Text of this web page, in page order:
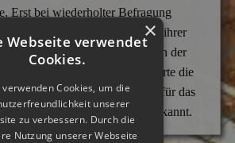
Unerlaubter Nebenjob
Versicherungsbetrug
Wanzen- & Lauschabwehr
Wettbewerbsverletzung
Wirtschaftsspionage
Erst bei wiederholter Befragung
dass die junge Frau in ihrer
auf die Schlachte in der
war. Dieser Hinweis führte die
der Mandantin. Die Gründe für das
Frau blieben jedoch unbekannt.
×
Webseite verwendet
Cookies.
verwenden Cookies, um die
unserer
zu verbessern. Durch die
Nutzung unserer Webseite